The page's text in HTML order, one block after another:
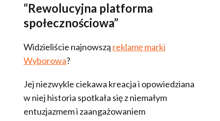
“Rewolucyjna platforma
społecznościowa”
Widzieliście najnowszą reklamę marki
Wyborowa?
Jej niezwykle ciekawa kreacja i opowiedziana
w niej historia spotkała się z niemałym
entuzjazmem i zaangażowaniem